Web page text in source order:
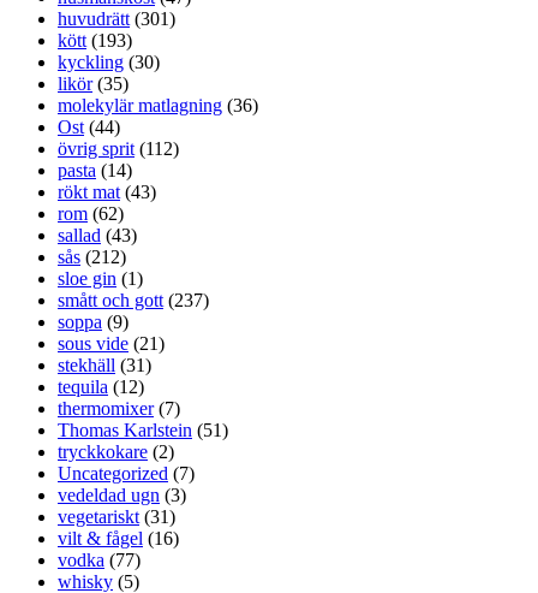
huvudrätt (301)
kött (193)
kyckling (30)
likör(35)
molekylär matlagning (36)
Ost (44)
övrig sprit (112)
pasta (14)
rökt mat (43)
rom (62)
sallad (43)
sås (212)
sloe gin (1)
smått och gott (237)
soppa (9)
sous vide (21)
stekhäll (31)
tequila (12)
thermomixer(7)
Thomas Karlstein (51)
tryckkokare (2)
Uncategorized (7)
vedeldad ugn (3)
vegetariskt (31)
vilt & fågel (16)
vodka (77)
whisky (5)